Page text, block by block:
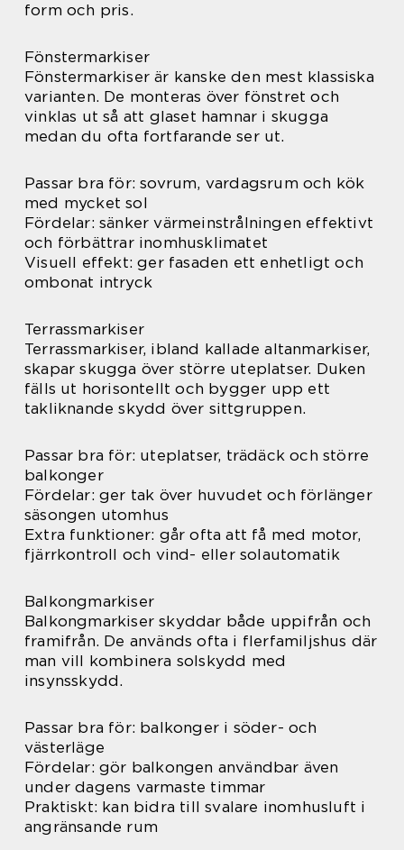
form och pris.
Fönstermarkiser
Fönstermarkiser är kanske den mest klassiska
varianten. De monteras över fönstret och
vinklas ut så att glaset hamnar i skugga
medan du ofta fortfarande ser ut.
Passar bra för: sovrum, vardagsrum och kök
med mycket sol
Fördelar: sänker värmeinstrålningen effektivt
och förbättrar inomhusklimatet
Visuell effekt: ger fasaden ett enhetligt och
ombonat intryck
Terrassmarkiser
Terrassmarkiser, ibland kallade altanmarkiser,
skapar skugga över större uteplatser. Duken
fälls ut horisontellt och bygger upp ett
takliknande skydd över sittgruppen.
Passar bra för: uteplatser, trädäck och större
balkonger
Fördelar: ger tak över huvudet och förlänger
säsongen utomhus
Extra funktioner: går ofta att få med motor,
fjärrkontroll och vind- eller solautomatik
Balkongmarkiser
Balkongmarkiser skyddar både uppifrån och
framifrån. De används ofta i flerfamiljshus där
man vill kombinera solskydd med
insynsskydd.
Passar bra för: balkonger i söder- och
västerläge
Fördelar: gör balkongen användbar även
under dagens varmaste timmar
Praktiskt: kan bidra till svalare inomhusluft i
angränsande rum